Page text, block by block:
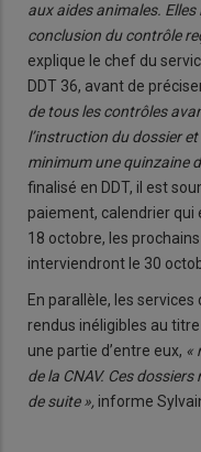
aux aides animales.
conclusion du contrôle
explique le chef du
DDT 36, avant de
de tous les contrôles
l’instruction du dossier
minimum une quinzaine
finalisé en DDT, il est
paiement, calendrier qui
18 octobre, les
interviendront le 30
En parallèle, les services
rendus inéligibles au
une partie d’entre eux, «
de la CNAV. Ces
de suite », informe